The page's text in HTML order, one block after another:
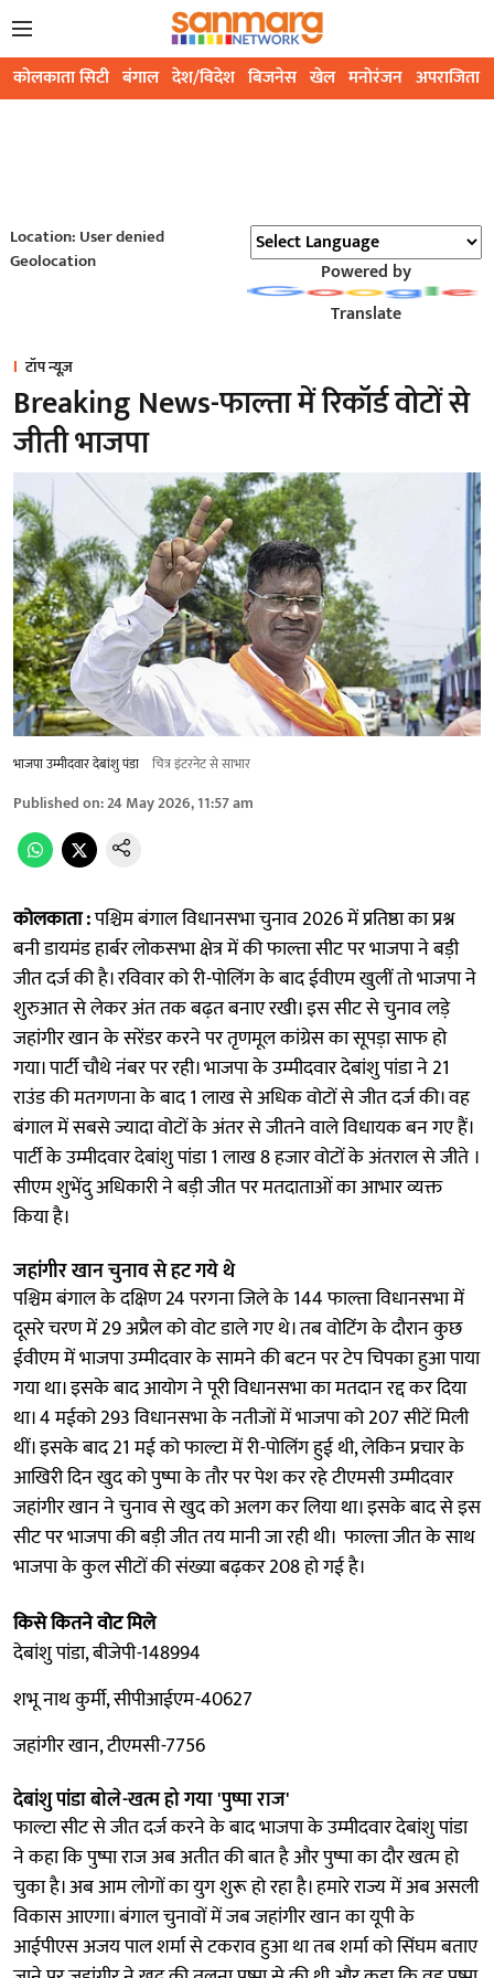
कोलकाता सिटी बंगाल देश/विदेश बिजनेस खेल मनोरंजन अपराजिता
Location: User denied
Geolocation
Powered by
Translate
टॉप न्यूज़
Breaking News-फाल्ता में रिकॉर्ड वोटों से
जीती भाजपा
भाजपा उम्मीदवार देबांशु पंडा चित्र इंटरनेट से साभार
Published on:24 May 2026, 11:57 am
कोलकाता :पश्चिम बंगाल विधानसभा चुनाव 2026 में प्रतिष्ठा का प्रश्न
बनी डायमंड हार्बर लोकसभा क्षेत्र में की फाल्ता सीट पर भाजपा ने बड़ी
जीत दर्ज की है। रविवार को री-पोलिंग के बाद ईवीएम खुलीं तो भाजपा ने
शुरुआत से लेकर अंत तक बढ़त बनाए रखी। इस सीट से चुनाव लड़े
जहांगीर खान के सरेंडर करने पर तृणमूल कांग्रेस का सूपड़ा साफ हो
गया। पार्टी चौथे नंबर पर रही। भाजपा के उम्मीदवार देबांशु पांडा ने 21
राउंड की मतगणना के बाद 1 लाख से अधिक वोटों से जीत दर्ज की। वह
बंगाल में सबसे ज्यादा वोटों के अंतर से जीतने वाले विधायक बन गए हैं।
पार्टी के उम्मीदवार देबांशु पांडा 1 लाख 8 हजार वोटों के अंतराल से जीते ।
सीएम शुभेंदु अधिकारी ने बड़ी जीत पर मतदाताओं का आभार व्यक्त
किया है।
जहांगीर खान चुनाव से हट गये थे
पश्चिम बंगाल के दक्षिण 24 परगना जिले के 144 फाल्ता विधानसभा में
दूसरे चरण में 29 अप्रैल को वोट डाले गए थे। तब वोटिंग के दौरान कुछ
ईवीएम में भाजपा उम्मीदवार के सामने की बटन पर टेप चिपका हुआ पाया
गया था। इसके बाद आयोग ने पूरी विधानसभा का मतदान रद्द कर दिया
था। 4 मईको 293 विधानसभा के नतीजाें में भाजपा को 207 सीटें मिली
थीं। इसके बाद 21 मई को फाल्टा में री-पोलिंग हुई थी, लेकिन प्रचार के
आखिरी दिन खुद को पुष्पा के तौर पर पेश कर रहे टीएमसी उम्मीदवार
जहांगीर खान ने चुनाव से खुद को अलग कर लिया था। इसके बाद से इस
सीट पर भाजपा की बड़ी जीत तय मानी जा रही थी। फाल्ता जीत के साथ
भाजपा के कुल सीटों की संख्या बढ़कर 208 हो गई है।
किसे कितने वोट मिले
देबांशु पांडा, बीजेपी-148994
शभू नाथ कुर्मी, सीपीआईएम-40627
जहांगीर खान, टीएमसी-7756
देबांशु पांडा बोले-खत्म हो गया 'पुष्पा राज'
फाल्टा सीट से जीत दर्ज करने के बाद भाजपा के उम्मीदवार देबांशु पांडा
ने कहा कि पुष्पा राज अब अतीत की बात है और पुष्पा का दौर खत्म हो
चुका है। अब आम लोगों का युग शुरू हो रहा है। हमारे राज्य में अब असली
विकास आएगा। बंगाल चुनावों में जब जहांगीर खान का यूपी के
आईपीएस अजय पाल शर्मा से टकराव हुआ था तब शर्मा को सिंघम बताए